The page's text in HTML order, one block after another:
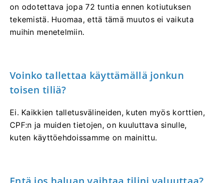
on odotettava jopa 72 tuntia ennen kotiutuksen
tekemistä. Huomaa, että tämä muutos ei vaikuta
muihin menetelmiin.
Voinko tallettaa käyttämällä jonkun
toisen tiliä?
Ei. Kaikkien talletusvälineiden, kuten myös korttien,
CPF:n ja muiden tietojen, on kuuluttava sinulle,
kuten käyttöehdoissamme on mainittu.